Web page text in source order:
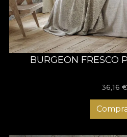
BURGEON FRESCO
36,16 €